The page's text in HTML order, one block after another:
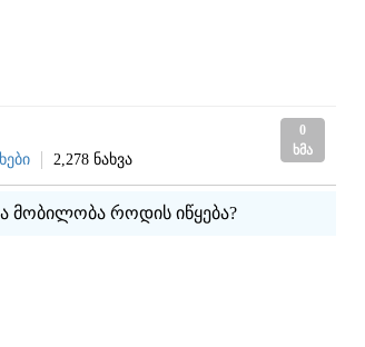
0
ხმა
2,278 ნახვა
მობილობა როდის იწყება?